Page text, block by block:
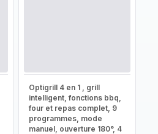
Optigrill 4 en 1 , grill
intelligent, fonctions bbq,
four et repas complet, 9
programmes, mode
manuel, ouverture 180°, 4